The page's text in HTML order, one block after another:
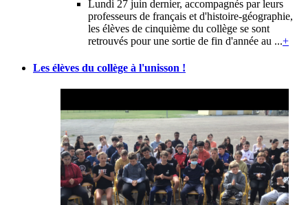
Lundi 27 juin dernier, accompagnés par leurs
professeurs de français et d'histoire-géographie,
les élèves de cinquième du collège se sont
retrouvés pour une sortie de fin d'année au ...+
Les élèves du collège à l'unisson !